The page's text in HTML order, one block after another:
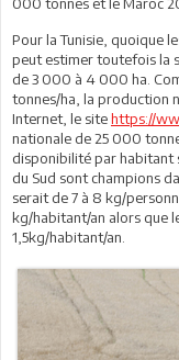
000 tonnes et le Maroc
Pour la Tunisie, quoique
peut estimer toutefois la
de 3 000 à 4 000 ha.
tonnes/ha, la production
Internet, le sitehttps://
nationale de 25 000
disponibilité par habitant
du Sud sont champions
serait de 7 à 8 kg/
kg/habitant/an alors que
1,5kg/habitant/an.